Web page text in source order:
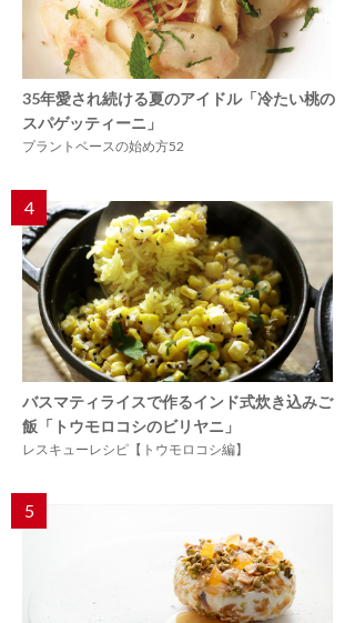
35年愛され続ける夏のアイドル「冷たい桃の
スパゲッティーニ」
プラントベースの始め方52
4
バスマティライスで作るインド式炊き込みご
飯「トウモロコシのビリヤニ」
レスキューレシピ【トウモロコシ編】
5